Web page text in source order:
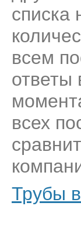
списка
всем
ответы
всех
Трубы